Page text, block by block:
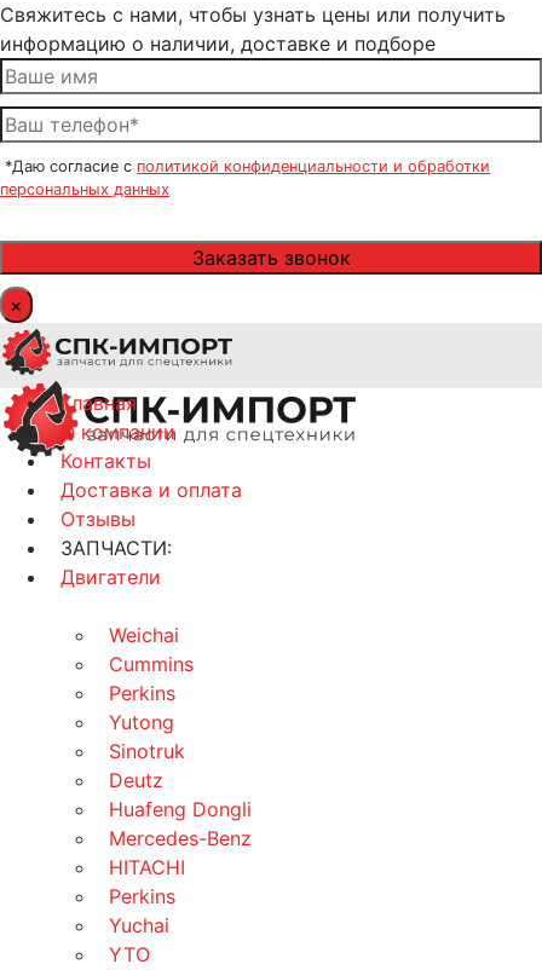
Свяжитесь с нами, чтобы узнать цены или получить
информацию о наличии, доставке и подборе
*Даю согласие с политикой конфиденциальности и обработки
персональных данных
×
Главная
О компании
Контакты
Доставка и оплата
Отзывы
ЗАПЧАСТИ:
Двигатели
Weichai
Cummins
Perkins
Yutong
Sinotruk
Deutz
Huafeng Dongli
Mercedes-Benz
HITACHI
Perkins
Yuchai
YTO